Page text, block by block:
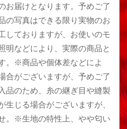
お届けとなります。予めご了
写真はできる限り実物のお
しておりますが、お使いのモ
明などにより、実際の商品と
。※商品や個体差などによ
合がございますが、予めご了
のため、糸の継ぎ目や縫製
じる場合がございますが、
。※生地の特性上、やや匂い